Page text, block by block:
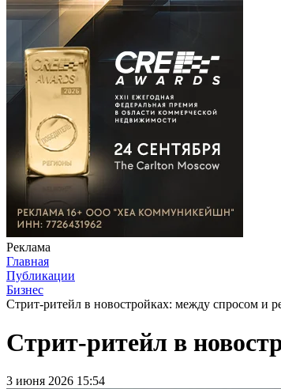
Реклама
Главная
Публикации
Бизнес
Стрит‑ритейл в новостройках: между спросом и
Стрит‑ритейл в
3 июня 2026 15:54